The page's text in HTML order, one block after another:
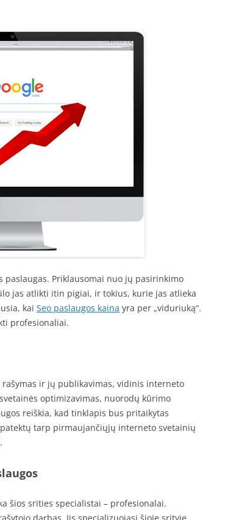
paslaugas. Priklausomai nuo jų pasirinkimo
jas atlikti itin pigiai, ir tokius, kurie jas atlieka
kai Seo paslaugos kaina yra per „viduriuką“.
profesionaliai.
ir jų publikavimas, vidinis interneto
optimizavimas, nuorodų kūrimo
reiškia, kad tinklapis bus pritaikytas
tarp pirmaujančiųjų interneto svetainių
šios srities specialistai – profesionalai.